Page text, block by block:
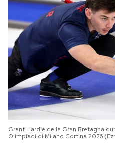
Grant Hardie della Gran Bretagna
Olimpiadi di Milano Cortina 2026